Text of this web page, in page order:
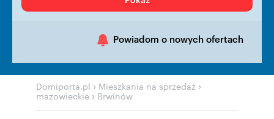
Powiadom o nowych ofertach
Domiporta.pl › Mieszkania na sprzedaż ›
mazowieckie › Brwinów